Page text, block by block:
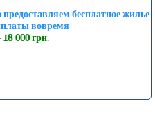
бесплатное жилье
вовремя
000 грн.